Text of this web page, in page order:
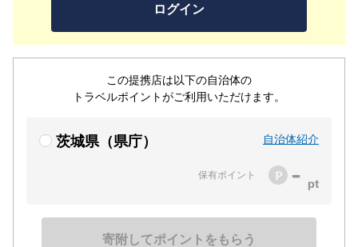
ログイン
この提携店は以下の自治体の
トラベルポイントがご利用いただけます。
茨城県（県庁） 自治体紹介
保有ポイント -
寄附してポイントをもらう